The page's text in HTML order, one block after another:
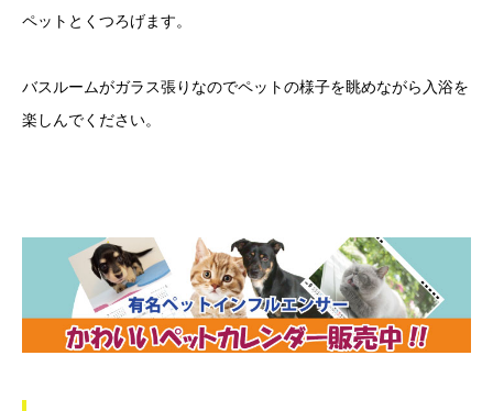
ペットとくつろげます。
バスルームがガラス張りなのでペットの様子を眺めながら入浴を
楽しんでください。